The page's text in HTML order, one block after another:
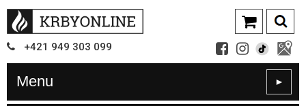
+421 949 303 099
Menu ►